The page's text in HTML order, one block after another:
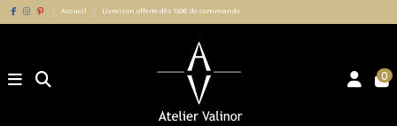
Accueil Livraison offerte dès 150€ de commande
0